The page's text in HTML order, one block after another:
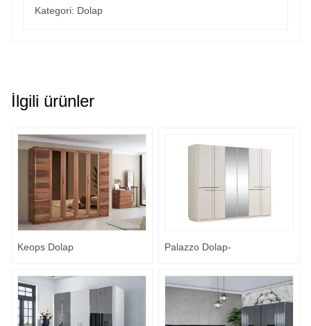
Kategori: Dolap
İlgili ürünler
Keops Dolap Palazzo Dolap-